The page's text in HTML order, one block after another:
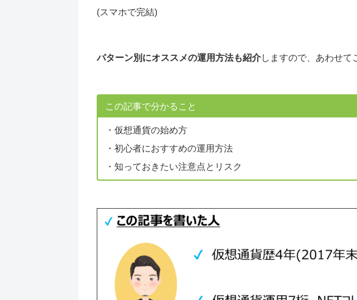
(スマホで完結)
パターン別にオススメの運用方法も紹介しますので、あわせて
この記事で分かること
・仮想通貨の始め方
・初心者におすすめの運用方法
・知っておきたい注意点とリスク